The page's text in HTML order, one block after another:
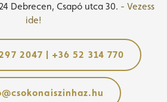
Debrecen, Csapó utca 30. - Vezess
ide!
2047 | +36 52 314 770